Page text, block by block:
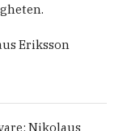
Eriksson
Nikolaus